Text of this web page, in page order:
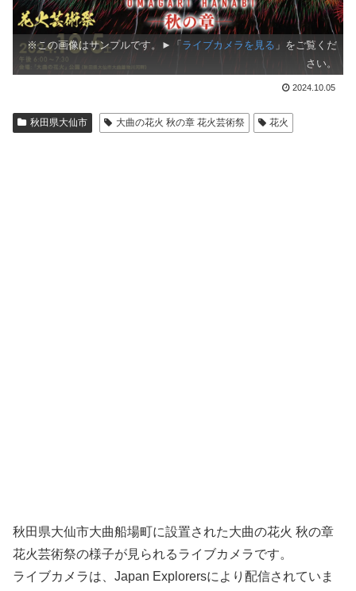
※この画像はサンプルです。►「 ライブカメラを見る 」をご覧くだ
さい。
2024.10.05
秋田県大仙市 大曲の花火 秋の章 花火芸術祭 花火
秋田県大仙市大曲船場町に設置された大曲の花火 秋の章
花火芸術祭の様子が見られるライブカメラです。
ライブカメラは、Japan Explorersにより配信されていま